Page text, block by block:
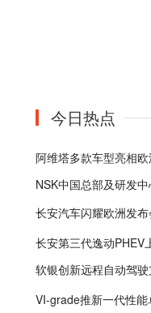
今日热点
阿维塔多款车型亮相
NSK中国总部及研发
发展
长安汽车闪耀欧洲发
程
长安第三代逸动PHEV
软银创新远程自动驾
自动
VI-grade推新一代性